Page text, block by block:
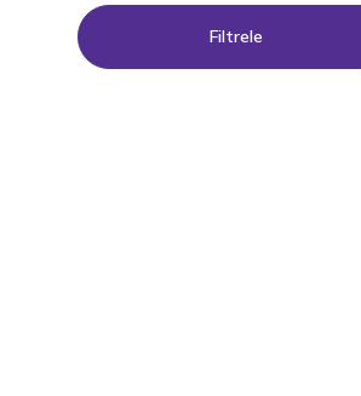
Tetra
(10)
Filtrele